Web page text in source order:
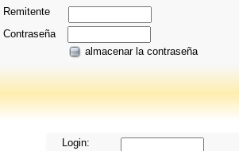
Remitente
Contraseña
almacenar la contraseña
Login: